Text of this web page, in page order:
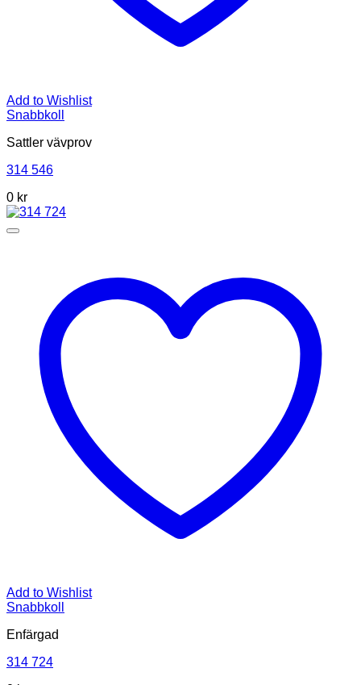
Add to Wishlist
Snabbkoll
Sattler vävprov
314 546
0 kr
Add to Wishlist
Snabbkoll
Enfärgad
314 724